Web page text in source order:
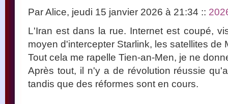
Par Alice, jeudi 15 janvier 2026 à 21:34 ::
L'Iran est dans la rue. Internet est coupé,
moyen d'intercepter Starlink, les satellites de
Tout cela me rapelle Tien-an-Men, je ne
Après tout, il n'y a de révolution réussie
tandis que des réformes sont en cours.